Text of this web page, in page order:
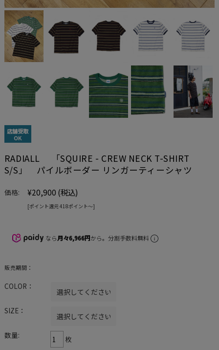
店舗受取
OK
RADIALL 「SQUIRE - CREW NECK T-SHIRT
S/S」 パイルボーダー リンガーティーシャツ
価格: ¥20,900 (税込)
[ポイント還元 418ポイント〜]
なら月々6,966円から。分割手数料無料
販売期間：
COLOR：
SIZE：
数量: 枚